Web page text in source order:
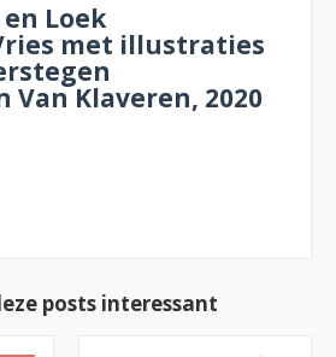
Loek
met illustraties
Van Klaveren, 2020
posts interessant